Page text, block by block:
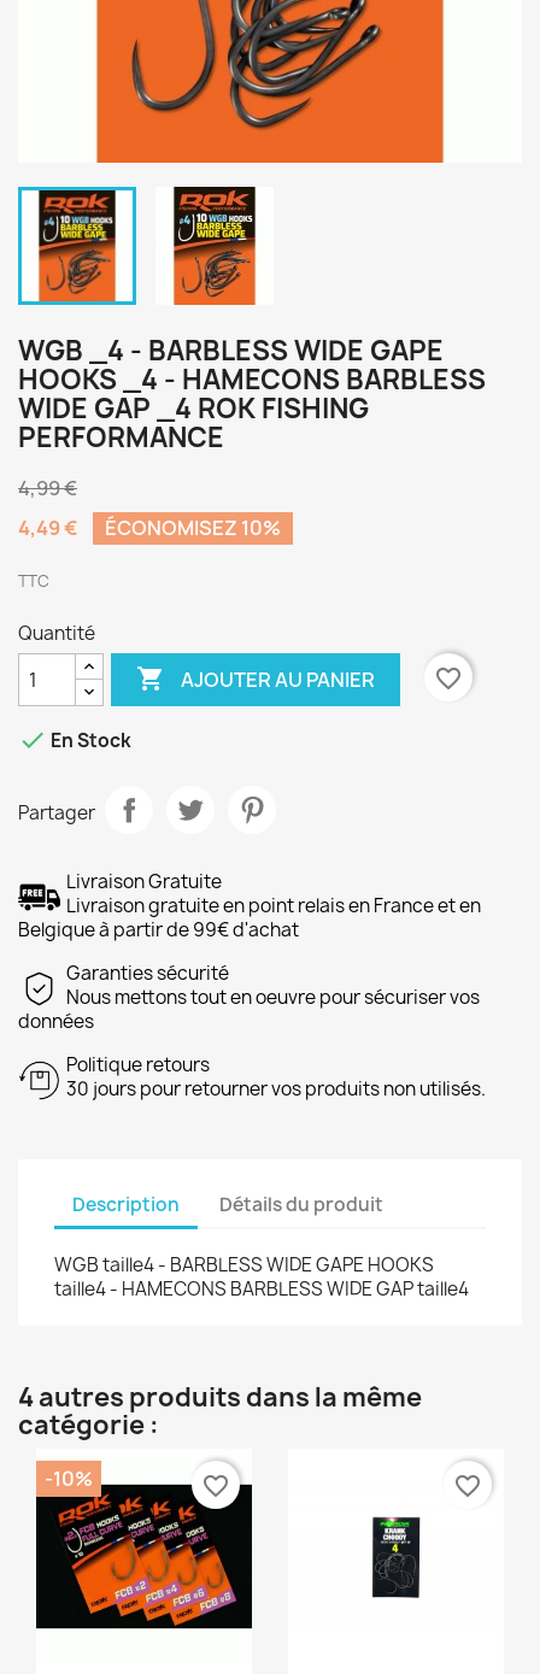
WGB _4 - BARBLESS WIDE GAPE
HOOKS _4 - HAMECONS BARBLESS
WIDE GAP _4 ROK FISHING
PERFORMANCE
4,99 €
4,49 €
ÉCONOMISEZ 10%
TTC
Quantité
 AJOUTER AU PANIER favorite_border
 En Stock
Partager
Livraison Gratuite
Livraison gratuite en point relais en France et en
Belgique à partir de 99€ d'achat
Garanties sécurité
Nous mettons tout en oeuvre pour sécuriser vos
données
Politique retours
30 jours pour retourner vos produits non utilisés.
Description Détails du produit
WGB taille4 - BARBLESS WIDE GAPE HOOKS
taille4 - HAMECONS BARBLESS WIDE GAP taille4
4 autres produits dans la même
catégorie :
-10% favorite_border favorite_border